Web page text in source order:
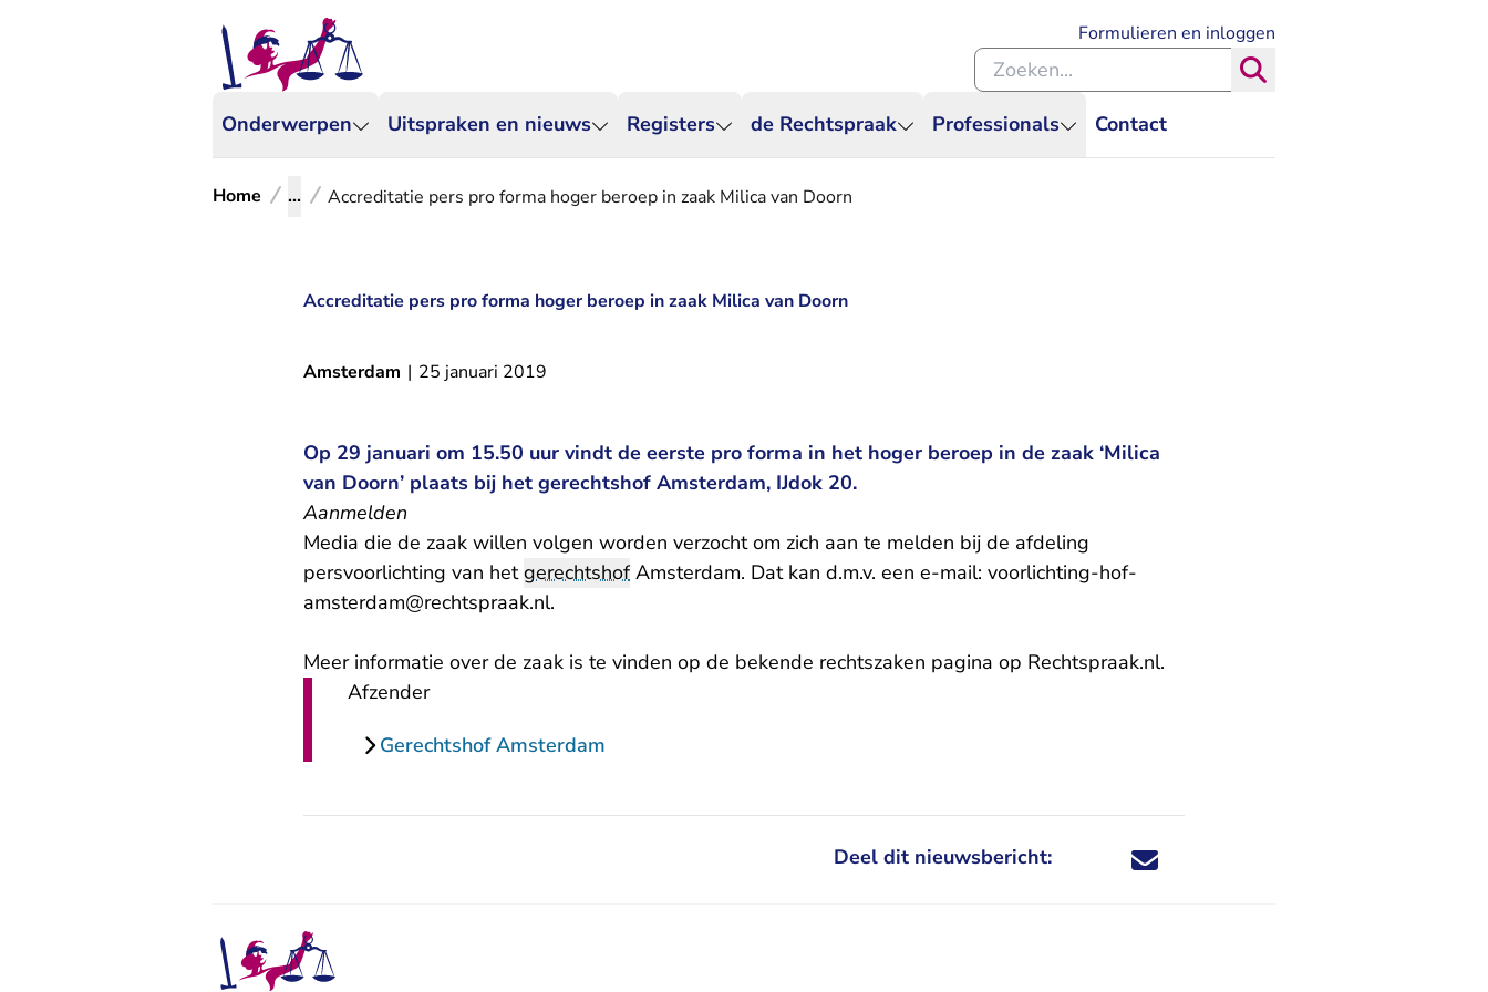
Onderwerpen Uitspraken en nieuws Registers de Rechtspraak Professionals Contact
Formulieren en inloggen
Zoeken binnen de Rechtspraak
Home ... Accreditatie pers pro forma hoger beroep in zaak Milica van Doorn
Accreditatie pers pro forma hoger beroep in zaak Milica van Doorn
Amsterdam | 25 januari 2019
Op 29 januari om 15.50 uur vindt de eerste pro forma in het hoger beroep in de zaak ‘Milica
van Doorn’ plaats bij het gerechtshof Amsterdam, IJdok 20.
Aanmelden
Media die de zaak willen volgen worden verzocht om zich aan te melden bij de afdeling
persvoorlichting van hetgerechtshofAmsterdam. Dat kan d.m.v. een e-mail: voorlichting-hof-
amsterdam@rechtspraak.nl- U verlaat Rechtspraak.nl
.
Meer informatie over de zaak is te vinden op de bekende rechtszaken pagina op Rechtspraak.nl.
Afzender
Gerechtshof Amsterdam
Deel dit nieuwsbericht: Deel dit nieuwsbericht via X - U verlaat
Deel dit nieuwsbericht via Facebook - U
Deel dit nieuwsbericht via e-mail
Deel dit nieuwsbericht via LinkedIn - U